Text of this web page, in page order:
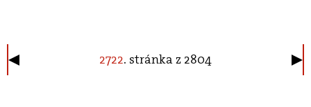
2722. stránka z 2804